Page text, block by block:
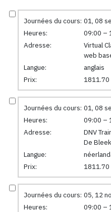
Journées du cours: 01, 08
Heures:
09:00 –
Adresse:
Virtual
web
Langue:
anglais
Prix:
1811.70
Journées du cours: 01, 08
Heures:
09:00 –
Adresse:
DNV
De
Langue:
Prix:
1811.70
Journées du cours: 05, 12
Heures:
09:00 –